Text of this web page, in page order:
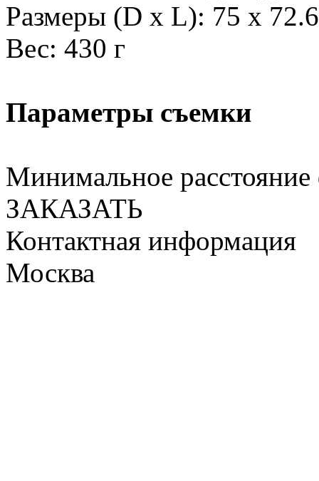
Размеры (D x L): 75 x
Вес: 430 г
Параметры съемки
Минимальное
ЗАКАЗАТЬ
Контактная информация
Москва